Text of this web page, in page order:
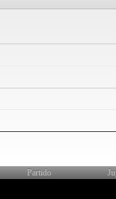
Partido